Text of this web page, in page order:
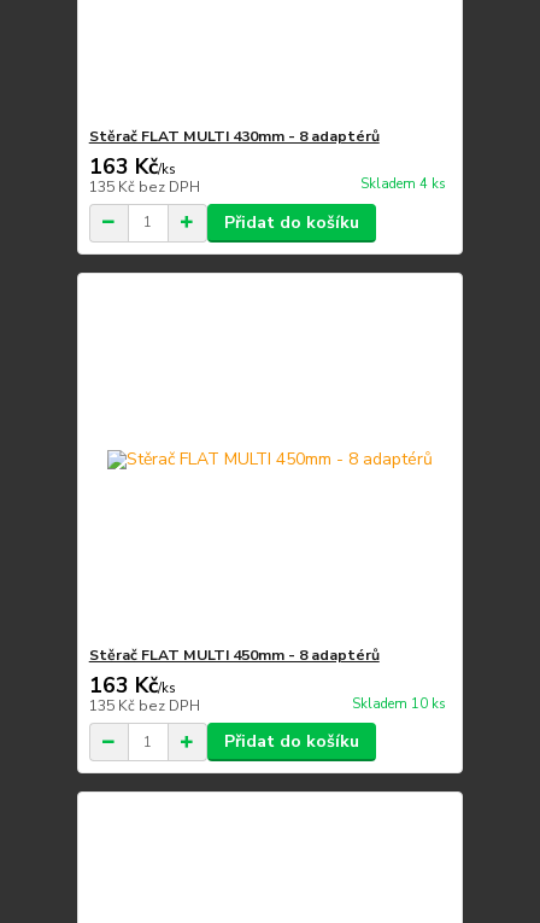
Stěrač FLAT MULTI 430mm - 8 adaptérů
163 Kč/ks
135 Kč bez DPH Skladem 4 ks
Přidat do košíku
Stěrač FLAT MULTI 450mm - 8 adaptérů
163 Kč/ks
135 Kč bez DPH Skladem 10 ks
Přidat do košíku